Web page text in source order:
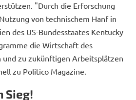
"Durch die Erforschung
von technischem Hanf in
des US-Bundesstaates Kentucky
die Wirtschaft des
und zu zukünftigen Arbeitsplätzen
zu Politico Magazine.
Sieg!